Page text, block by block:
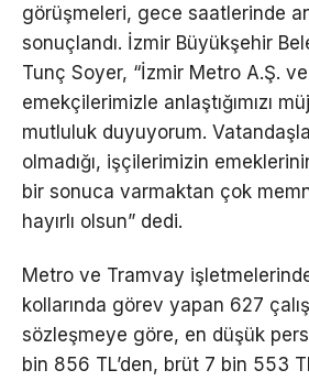
görüşmeleri, gece saatlerinde
sonuçlandı. İzmir Büyükşehir
Tunç Soyer, “İzmir Metro A.Ş.
emekçilerimizle anlaştığımızı
mutluluk duyuyorum.
olmadığı, işçilerimizin emeklerinin
bir sonuca varmaktan çok
hayırlı olsun” dedi.
Metro ve Tramvay
kollarında görev yapan 627
sözleşmeye göre, en düşük
bin 856 TL’den, brüt 7 bin 553